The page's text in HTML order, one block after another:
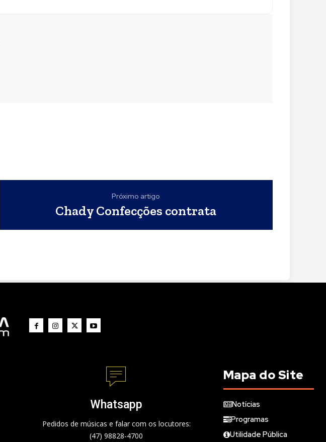
Próximo artigo
Chady Confecções contrata
Whatsapp
Pedidos de músicas e falar com os locutores:
(47) 98828-4700
Mapa do Site
Notícias
Programas
Utilidade Pública